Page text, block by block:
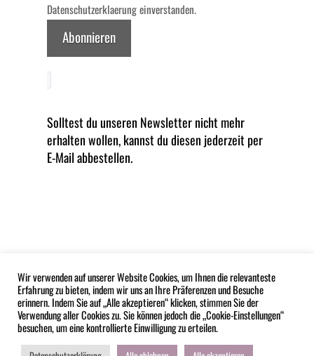
Datenschutzerklaerung einverstanden.
Solltest du unseren Newsletter nicht mehr
erhalten wollen, kannst du diesen jederzeit per
E-Mail abbestellen.
IMPRESSUM DATENSCHUTZERKLÄRUNG HAFTUNGSAUSSCHLUSS
Wir verwenden auf unserer Website Cookies, um Ihnen die relevanteste
Erfahrung zu bieten, indem wir uns an Ihre Präferenzen und Besuche
erinnern. Indem Sie auf „Alle akzeptieren“ klicken, stimmen Sie der
Verwendung aller Cookies zu. Sie können jedoch die „Cookie-Einstellungen“
besuchen, um eine kontrollierte Einwilligung zu erteilen.